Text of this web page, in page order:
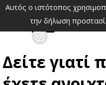
Αυτός ο ιστότοπος
την δήλωση
Μετάβαση στο περιεχόμενο
Παράλειψη
Δείτε γιατί